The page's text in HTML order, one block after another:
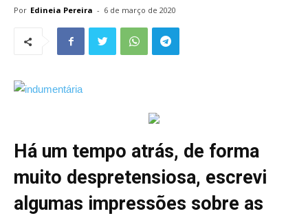
Por Edineia Pereira - 6 de março de 2020
Há um tempo atrás, de forma
muito despretensiosa, escrevi
algumas impressões sobre as